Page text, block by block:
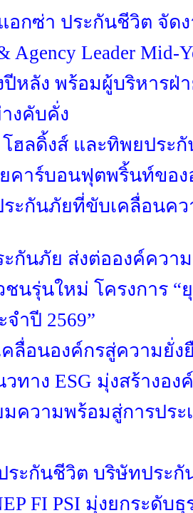
อกซ่า ประกันชีวิต จัด
Agency Leader Mid-
หลัง พร้อมผู้บริหารฝ่
งคับคั่ง
ฮลดิ้งส์ และทิพยประกั
คาร์บอนฟุตพริ้นท์ขอ
ะกันภัยที่ขับเคลื่อนค
กันภัย ส่งต่อองค์ควา
ชนรุ่นใหม่ โครงการ
ำปี 2569”
ลื่อนองค์กรสู่ความยั่ง
ทาง ESG มุ่งสร้างอ
มความพร้อมสู่การประ
ระกันชีวิต บริษัทประ
FI PSI มุ่งยกระดับ